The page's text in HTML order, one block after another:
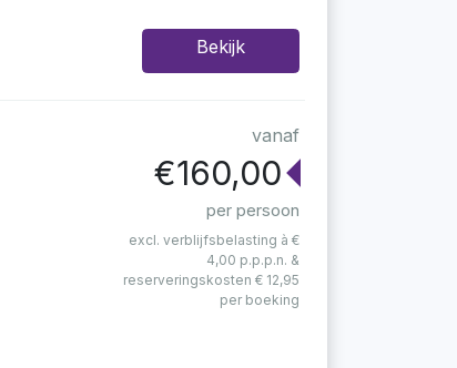
Bekijk
vanaf
€160,00
per persoon
excl. verblijfsbelasting à €
4,00 p.p.p.n. &
reserveringskosten € 12,95
per boeking